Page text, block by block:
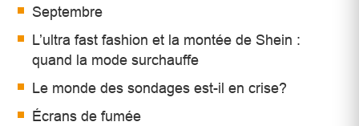
Septembre
L’ultra fast fashion et la montée de Shein :
quand la mode surchauffe
Le monde des sondages est-il en crise?
Écrans de fumée